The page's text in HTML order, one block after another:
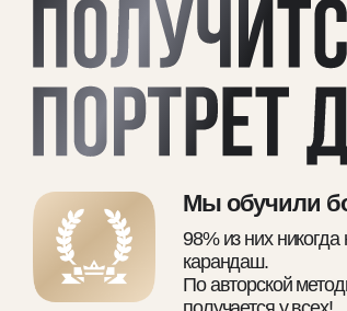
лучшая онлайн-школа по
GetCourse. У нас огромное
учеников, которые участвуют в
и рисуют на заказ
Учим авторской
штриховке «Матита» —
простая в исполнении техника,